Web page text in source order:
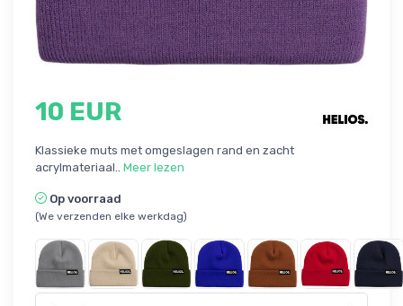
10 EUR
Klassieke muts met omgeslagen rand en zacht
acrylmateriaal.. Meer lezen
Op voorraad
(We verzenden elke werkdag)